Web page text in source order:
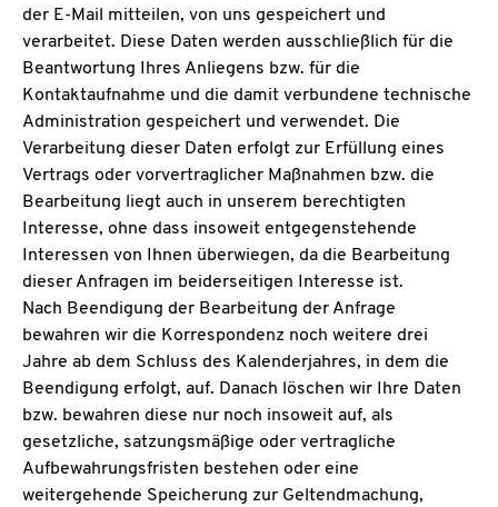
der E-Mail mitteilen, von uns gespeichert und
verarbeitet. Diese Daten werden ausschließlich für die
Beantwortung Ihres Anliegens bzw. für die
Kontaktaufnahme und die damit verbundene technische
Administration gespeichert und verwendet. Die
Verarbeitung dieser Daten erfolgt zur Erfüllung eines
Vertrags oder vorvertraglicher Maßnahmen bzw. die
Bearbeitung liegt auch in unserem berechtigten
Interesse, ohne dass insoweit entgegenstehende
Interessen von Ihnen überwiegen, da die Bearbeitung
dieser Anfragen im beiderseitigen Interesse ist.
Nach Beendigung der Bearbeitung der Anfrage
bewahren wir die Korrespondenz noch weitere drei
Jahre ab dem Schluss des Kalenderjahres, in dem die
Beendigung erfolgt, auf. Danach löschen wir Ihre Daten
bzw. bewahren diese nur noch insoweit auf, als
gesetzliche, satzungsmäßige oder vertragliche
Aufbewahrungsfristen bestehen oder eine
weitergehende Speicherung zur Geltendmachung,